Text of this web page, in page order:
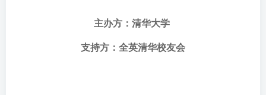
主办方：清华大学
支持方：全英清华校友会